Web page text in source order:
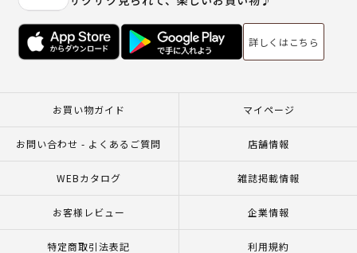
詳しくはこちら
お買い物ガイド マイページ
お問い合わせ - よくあるご質問 店舗情報
WEBカタログ 雑誌掲載情報
お客様レビュー 企業情報
特定商取引法表記 利用規約